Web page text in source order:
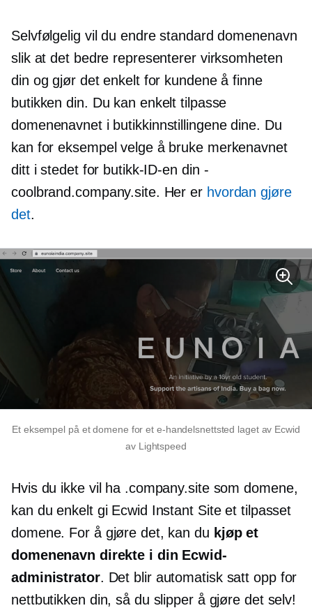
Selvfølgelig vil du endre standard domenenavn
slik at det bedre representerer virksomheten
din og gjør det enkelt for kundene å finne
butikken din. Du kan enkelt tilpasse
domenenavnet i butikkinnstillingene dine. Du
kan for eksempel velge å bruke merkenavnet
ditt i stedet for butikk-ID-en din -
coolbrand.company.site. Her er hvordan gjøre
det.
Et eksempel på et domene for et e-handelsnettsted laget av Ecwid
av Lightspeed
Hvis du ikke vil ha .company.site som domene,
kan du enkelt gi Ecwid Instant Site et tilpasset
domene. For å gjøre det, kan du kjøp et
domenenavn direkte i din Ecwid-
administrator. Det blir automatisk satt opp for
nettbutikken din, så du slipper å gjøre det selv!